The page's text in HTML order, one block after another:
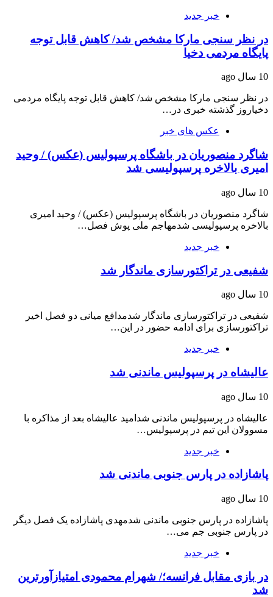
خبر جدید
در نظر سنجی مارکا مشخص شد/ کاهش قابل توجه
پایگاه مردمی دخیا
10 سال ago
در نظر سنجی مارکا مشخص شد/ کاهش قابل توجه پایگاه مردمی
دخیاروز گذشته خبری در…
عکس های خبر
شاگرد منصوریان در باشگاه پرسپولیس (عکس) / وحید
امیرى بالاخره پرسپولیسى شد
10 سال ago
شاگرد منصوریان در باشگاه پرسپولیس (عکس) / وحید امیرى
بالاخره پرسپولیسى شدمهاجم ملى پوش فصل…
خبر جدید
شفیعی در تراکتورسازی ماندگار شد
10 سال ago
شفیعی در تراکتورسازی ماندگار شدمدافع میانی دو فصل اخیر
تراکتورسازی برای ادامه حضور در این…
خبر جدید
عالیشاه در پرسپولیس ماندنی شد
10 سال ago
عالیشاه در پرسپولیس ماندنی شدامید عالیشاه بعد از مذاکره با
مسوولان این تیم در پرسپولیس…
خبر جدید
پاشازاده در پارس جنوبی ماندنی شد
10 سال ago
پاشازاده در پارس جنوبی ماندنی شدمهدی پاشازاده یک فصل دیگر
در پارس جنوبی جم می…
خبر جدید
در بازی مقابل فرانسه؛/ شهرام محمودی امتیازآورترین
شد